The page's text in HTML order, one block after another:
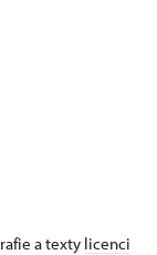
a texty licenci